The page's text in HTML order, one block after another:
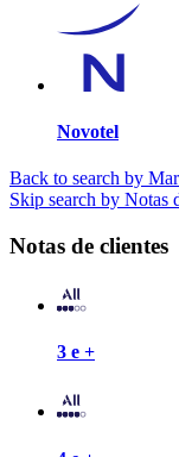
Novotel
Back to search by
Skip search by Notas
Notas de clientes
3 e +